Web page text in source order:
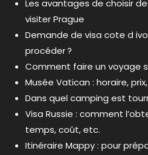
Les avantages de choisir
visiter Prague
Demande de visa cote d
procéder ?
Comment faire un voyage
Musée Vatican : horaire,
Dans quel camping est
Visa Russie : comment
temps, coût, etc.
Itinéraire Mappy : pour